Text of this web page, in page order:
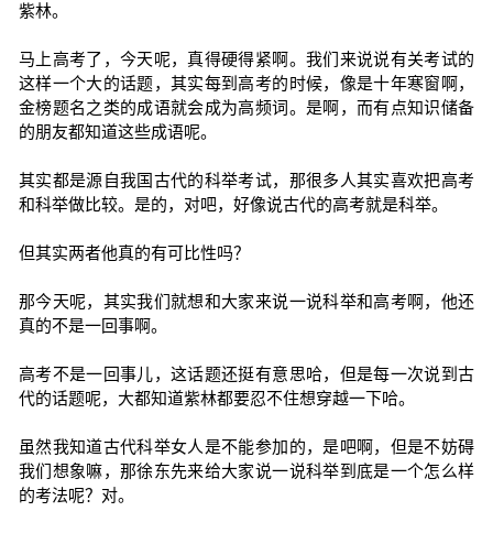
紫林。
马上高考了，今天呢，真得硬得紧啊。我们来说说有关考试的
这样一个大的话题，其实每到高考的时候，像是十年寒窗啊，
金榜题名之类的成语就会成为高频词。是啊，而有点知识储备
的朋友都知道这些成语呢。
其实都是源自我国古代的科举考试，那很多人其实喜欢把高考
和科举做比较。是的，对吧，好像说古代的高考就是科举。
但其实两者他真的有可比性吗？
那今天呢，其实我们就想和大家来说一说科举和高考啊，他还
真的不是一回事啊。
高考不是一回事儿，这话题还挺有意思哈，但是每一次说到古
代的话题呢，大都知道紫林都要忍不住想穿越一下哈。
虽然我知道古代科举女人是不能参加的，是吧啊，但是不妨碍
我们想象嘛，那徐东先来给大家说一说科举到底是一个怎么样
的考法呢？对。